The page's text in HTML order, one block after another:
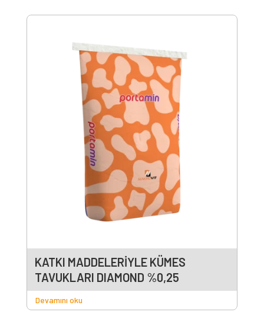
KATKI MADDELERİYLE KÜMES
TAVUKLARI DIAMOND %0,25
Devamını oku